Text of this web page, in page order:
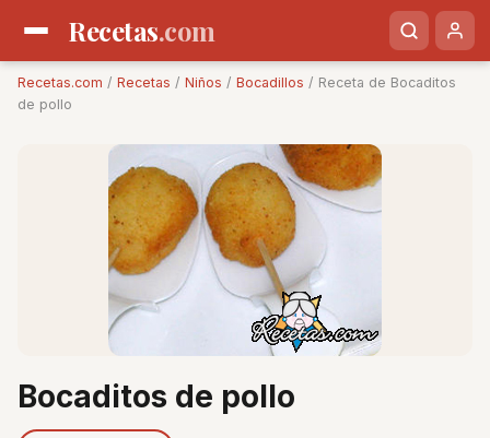
Recetas.com
Recetas.com / Recetas / Niños / Bocadillos / Receta de Bocaditos
de pollo
Bocaditos de pollo